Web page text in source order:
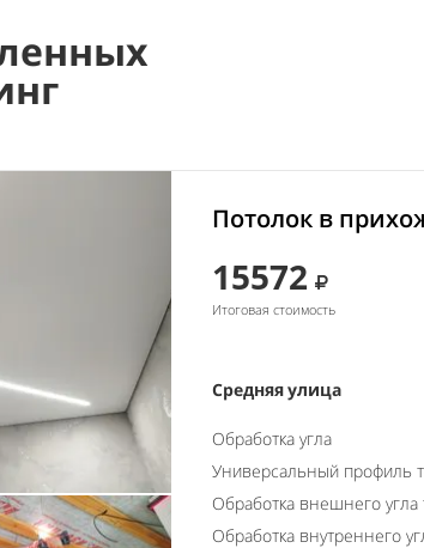
Потолок в
15572
Итоговая стоимость
Средняя улица
Обработка угла
Универсальный профиль
Обработка внешнего
Обработка внутреннего